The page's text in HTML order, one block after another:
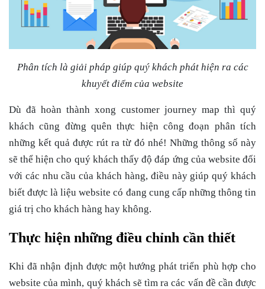
Phân tích là giải pháp giúp quý khách phát hiện ra các
khuyết điểm của website
Dù đã hoàn thành xong customer journey map thì quý
khách cũng đừng quên thực hiện công đoạn phân tích
những kết quả được rút ra từ đó nhé! Những thông số này
sẽ thể hiện cho quý khách thấy độ đáp ứng của website đối
với các nhu cầu của khách hàng, điều này giúp quý khách
biết được là liệu website có đang cung cấp những thông tin
giá trị cho khách hàng hay không.
Thực hiện những điều chỉnh cần thiết
Khi đã nhận định được một hướng phát triển phù hợp cho
website của mình, quý khách sẽ tìm ra các vấn đề cần được